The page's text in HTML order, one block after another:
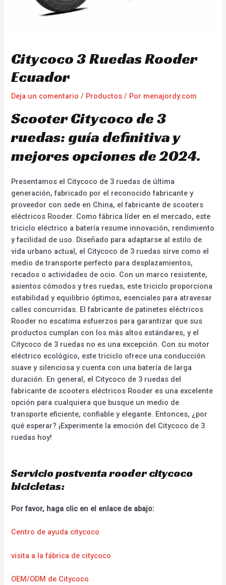
Citycoco 3 Ruedas Rooder
Ecuador
Deja un comentario / Productos / Por menajordy.com
Scooter Citycoco de 3
ruedas: guía definitiva y
mejores opciones de 2024.
Presentamos el Citycoco de 3 ruedas de última
generación, fabricado por el reconocido fabricante y
proveedor con sede en China, el fabricante de scooters
eléctricos Rooder. Como fábrica líder en el mercado, este
triciclo eléctrico a batería resume innovación, rendimiento
y facilidad de uso. Diseñado para adaptarse al estilo de
vida urbano actual, el Citycoco de 3 ruedas sirve como el
medio de transporte perfecto para desplazamientos,
recados o actividades de ocio. Con un marco resistente,
asientos cómodos y tres ruedas, este triciclo proporciona
estabilidad y equilibrio óptimos, esenciales para atravesar
calles concurridas. El fabricante de patinetes eléctricos
Rooder no escatima esfuerzos para garantizar que sus
productos cumplan con los más altos estándares, y el
Citycoco de 3 ruedas no es una excepción. Con su motor
eléctrico ecológico, este triciclo ofrece una conducción
suave y silenciosa y cuenta con una batería de larga
duración. En general, el Citycoco de 3 ruedas del
fabricante de scooters eléctricos Rooder es una excelente
opción para cualquiera que busque un medio de
transporte eficiente, confiable y elegante. Entonces, ¿por
qué esperar? ¡Experimente la emoción del Citycoco de 3
ruedas hoy!
Servicio postventa rooder citycoco
bicicletas:
Por favor, haga clic en el enlace de abajo:
Centro de ayuda citycoco
visita a la fábrica de citycoco
OEM/ODM de Citycoco